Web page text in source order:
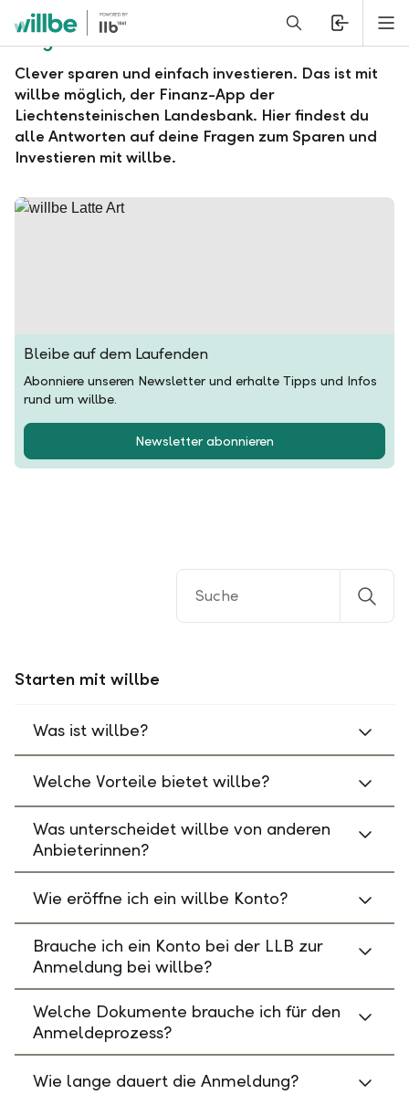
Alerts.Headline
Fragen und Antworten zu willbe
Clever sparen und einfach investieren. Das ist mit
willbe möglich, der Finanz-App der
Liechtensteinischen Landesbank. Hier findest du
alle Antworten auf deine Fragen zum Sparen und
Investieren mit willbe.
Bleibe auf dem Laufenden
Abonniere unseren Newsletter und erhalte Tipps und Infos
rund um willbe.
Newsletter abonnieren
Starten mit willbe
Was ist willbe?
Welche Vorteile bietet willbe?
Was unterscheidet willbe von anderen
Anbieterinnen?
Wie eröffne ich ein willbe Konto?
Brauche ich ein Konto bei der LLB zur
Anmeldung bei willbe?
Welche Dokumente brauche ich für den
Anmeldeprozess?
Wie lange dauert die Anmeldung?